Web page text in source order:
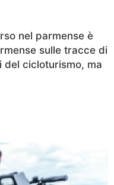
nel parmense è
sulle tracce di
del cicloturismo, ma